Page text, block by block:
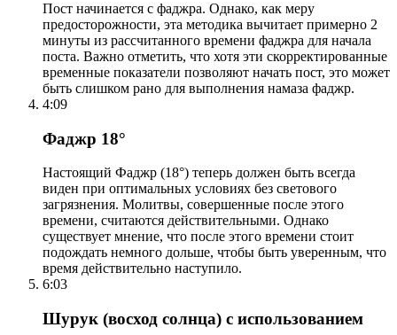
Пост начинается с фаджра. Однако, как меру
предосторожности, эта методика вычитает примерно 2
минуты из рассчитанного времени фаджра для начала
поста. Важно отметить, что хотя эти скорректированные
временные показатели позволяют начать пост, это может
быть слишком рано для выполнения намаза фаджр.
4:09
Фаджр 18°
Настоящий Фаджр (18°) теперь должен быть всегда
виден при оптимальных условиях без светового
загрязнения. Молитвы, совершенные после этого
времени, считаются действительными. Однако
существует мнение, что после этого времени стоит
подождать немного дольше, чтобы быть уверенным, что
время действительно наступило.
6:03
Шурук (восход солнца) с использованием